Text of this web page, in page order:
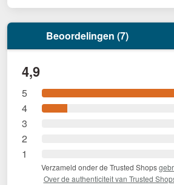
Beoordelingen (7)
4,9
5
4
3
2
1
Verzameld onder de Trusted Shops
Over de authenticiteit van Trusted